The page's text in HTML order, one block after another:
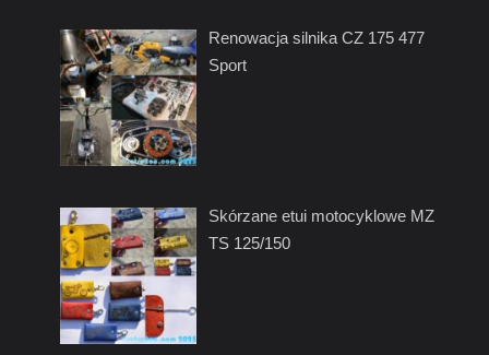
Renowacja silnika CZ 175 477
Sport
Skórzane etui motocyklowe MZ
TS 125/150